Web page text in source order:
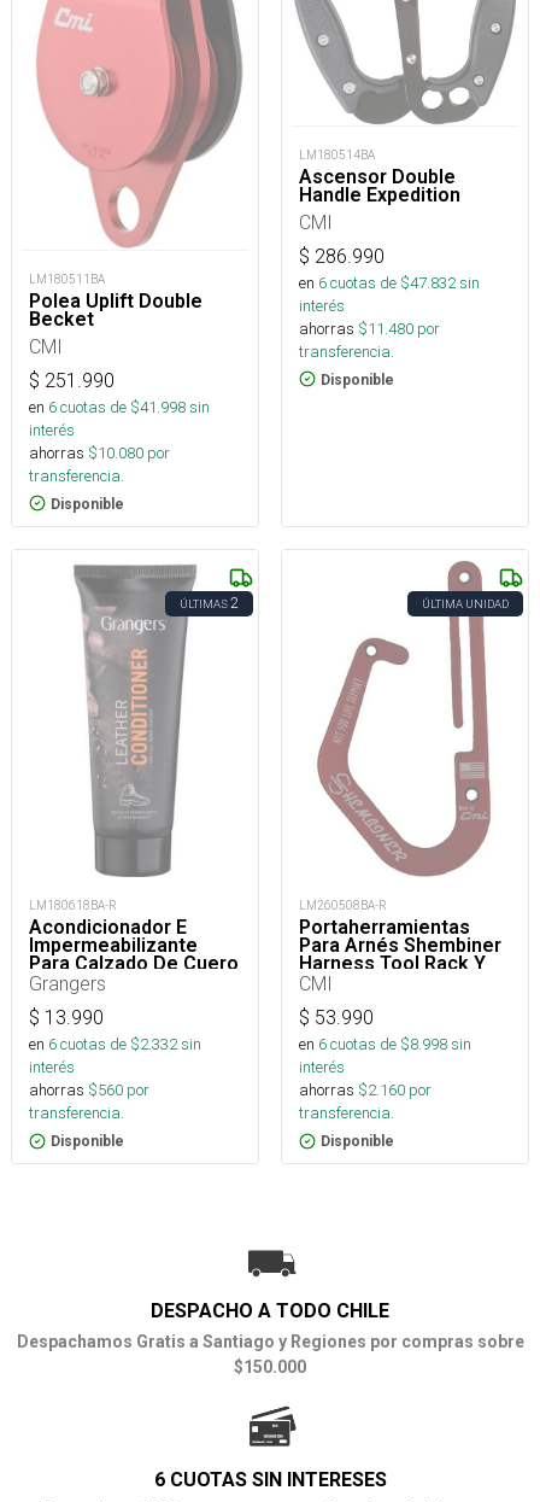
LM180511BA
Polea Uplift Double
Becket
CMI
$ 251.990
en 6cuotas de $41.998sin
interés
ahorras $10.080 por
transferencia.
Disponible
LM180514BA
Ascensor Double
Handle Expedition
CMI
$ 286.990
en 6cuotas de $47.832sin
interés
ahorras $11.480 por
transferencia.
Disponible
ÚLTIMAS2
LM180618BA-R
Acondicionador E
Impermeabilizante
Para Calzado De Cuero
75 Ml
Grangers
$ 13.990
en 6cuotas de $2.332sin
interés
ahorras $560 por
transferencia.
Disponible
ÚLTIMA UNIDAD
LM260508BA-R
Portaherramientas
Para Arnés Shembiner
Harness Tool Rack Y
Arborismo
CMI
$ 53.990
en 6cuotas de $8.998sin
interés
ahorras $2.160 por
transferencia.
Disponible
DESPACHO A TODO CHILE
Despachamos Gratis a Santiago y Regiones por compras sobre
$150.000
6 CUOTAS SIN INTERESES